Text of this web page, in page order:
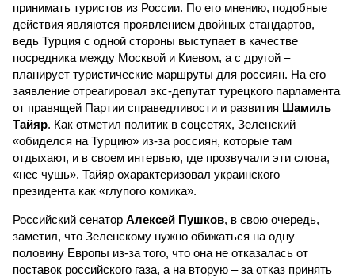
принимать туристов из России. По его мнению, подобные
действия являются проявлением двойных стандартов,
ведь Турция с одной стороны выступает в качестве
посредника между Москвой и Киевом, а с другой –
планирует туристические маршруты для россиян. На его
заявление отреагировал экс-депутат турецкого парламента
от правящей Партии справедливости и развития Шамиль
Тайяр. Как отметил политик в соцсетях, Зеленский
«обиделся на Турцию» из-за россиян, которые там
отдыхают, и в своем интервью, где прозвучали эти слова,
«нес чушь». Тайяр охарактеризовал украинского
президента как «глупого комика».
Российский сенатор Алексей Пушков, в свою очередь,
заметил, что Зеленскому нужно обижаться на одну
половину Европы из-за того, что она не отказалась от
поставок российского газа, а на вторую – за отказ принять